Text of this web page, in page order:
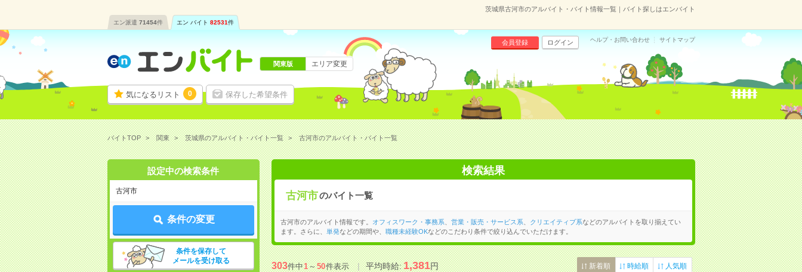
茨城県古河市のアルバイト・バイト情報一覧｜バイト探しはエンバイト
エン派遣 71454件 エン バイト 82531件
気になるリスト 0 保存した希望条件
会員登録 ログイン ヘルプ・お問い合わせ サイトマップ
関東版 エリア変更
バイトTOP 関東 茨城県のアルバイト・バイト一覧 古河市のアルバイト・バイト一覧
設定中の検索条件
古河市
条件の変更
条件を保存して
メールを受け取る
検索結果
古河市のバイト一覧
古河市のアルバイト情報です。 オフィスワーク・事務系 営業・販売・サービス系 クリエイティブ系などのアルバイトを取り揃えてい
ます。さらに、
単発などの期間や、 職種未経験OKなどのこだわり条件で絞り込んでいただけます。
303件中1～50件表示 平均時給:1,381円 新着順 時給順 人気順